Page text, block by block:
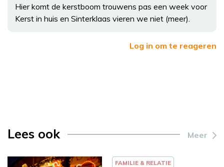
Hier komt de kerstboom trouwens pas een week voor
Kerst in huis en Sinterklaas vieren we niet (meer).
Log in om te reageren
Lees ook Meer
FAMILIE & RELATIE